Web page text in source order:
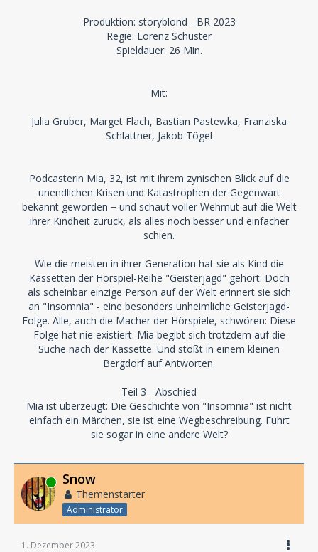
Produktion: storyblond - BR 2023
Regie: Lorenz Schuster
Spieldauer: 26 Min.
Mit:
Julia Gruber, Marget Flach, Bastian Pastewka, Franziska
Schlattner, Jakob Tögel
Podcasterin Mia, 32, ist mit ihrem zynischen Blick auf die
unendlichen Krisen und Katastrophen der Gegenwart
bekannt geworden − und schaut voller Wehmut auf die Welt
ihrer Kindheit zurück, als alles noch besser und einfacher
schien.
Wie die meisten in ihrer Generation hat sie als Kind die
Kassetten der Hörspiel-Reihe "Geisterjagd" gehört. Doch
als scheinbar einzige Person auf der Welt erinnert sie sich
an "Insomnia" - eine besonders unheimliche Geisterjagd-
Folge. Alle, auch die Macher der Hörspiele, schwören: Diese
Folge hat nie existiert. Mia begibt sich trotzdem auf die
Suche nach der Kassette. Und stößt in einem kleinen
Bergdorf auf Antworten.
Teil 3 - Abschied
Mia ist überzeugt: Die Geschichte von "Insomnia" ist nicht
einfach ein Märchen, sie ist eine Wegbeschreibung. Führt
sie sogar in eine andere Welt?
Online Snow
Themenstarter
Administrator
1. Dezember 2023